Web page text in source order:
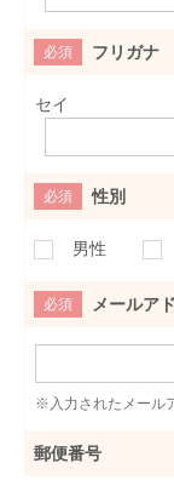
必須 フリガナ
セイ
必須 性別
男性
必須 メールア
※入力されたメール
郵便番号